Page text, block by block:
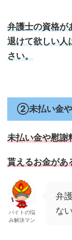
弁護士の資格が
退けて欲しい人
さい。
②未払い金や
未払い金や慰謝
貰えるお金があ
バイトの悩
み解決マン
弁
な